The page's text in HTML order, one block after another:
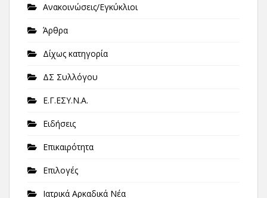
Ανακοινώσεις/Εγκύκλιοι
Άρθρα
Δίχως κατηγορία
ΔΣ Συλλόγου
Ε.Γ.ΕΣΥ.Ν.Α.
Ειδήσεις
Επικαιρότητα
Επιλογές
Ιατρικά Αρκαδικά Νέα